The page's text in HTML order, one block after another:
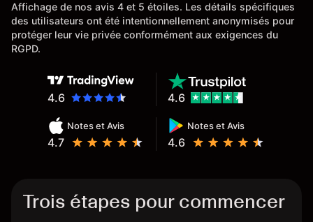
Affichage de nos avis 4 et 5 étoiles. Les détails spécifiques
des utilisateurs ont été intentionnellement anonymisés pour
protéger leur vie privée conformément aux exigences du
RGPD.
4.6
Notes et Avis
4.7
Notes et Avis
4.6
4.6
Trois étapes pour commencer